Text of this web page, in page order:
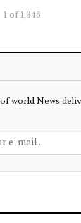
1 of 1,346
of world News